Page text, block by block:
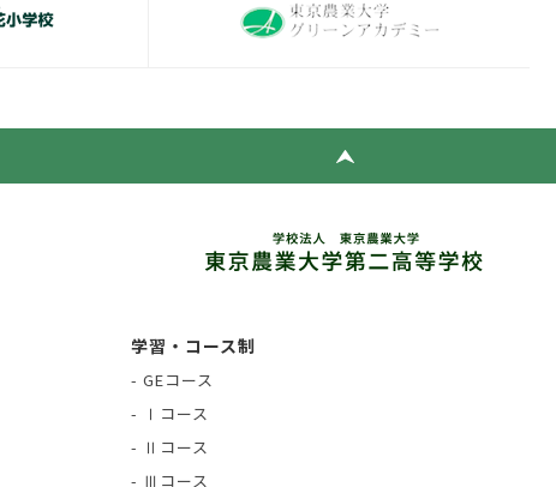
学習・コース制
- GEコース
- Ⅰコース
- Ⅱコース
- Ⅲコース